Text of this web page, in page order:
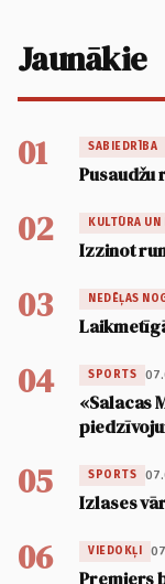
Jaunākie
01 SABIEDRĪBA
Pusaudžu
02 KULTŪRA
Izzinot
03 NEDĒĻAS
04 SPORTS
«Salacas
05 SPORTS
Izlases
06 VIEDOKĻI
Premjers